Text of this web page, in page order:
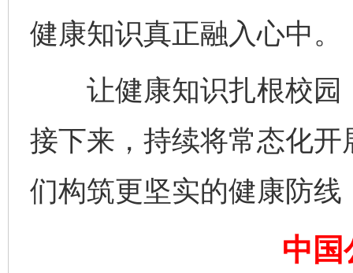
健康知识真正融入心中。
让健康知识扎根校园
接下来，持续将常态化
们构筑更坚实的健康防
中国
完善运行机制助力责任有效落实